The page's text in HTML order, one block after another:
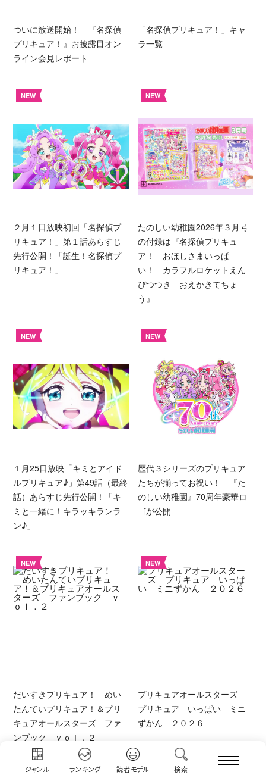
ジャンル ランキング 読者モデル 検索
ついに放送開始！ 『名探偵
プリキュア！』お披露目オン
ライン会見レポート
「名探偵プリキュア！」キャ
ラ一覧
NEW
２月１日放映初回「名探偵プ
リキュア！」第１話あらすじ
先行公開！「誕生！名探偵プ
リキュア！」
NEW
たのしい幼稚園2026年３月号
の付録は『名探偵プリキュ
ア！ おほしさまいっぱ
い！ カラフルロケットえん
ぴつつき おえかきてちょ
う』
NEW
１月25日放映「キミとアイド
ルプリキュア♪」第49話（最終
話）あらすじ先行公開！「キ
ミと一緒に！キラッキランラ
ン♪」
NEW
歴代３シリーズのプリキュア
たちが揃ってお祝い！ 『た
のしい幼稚園』70周年豪華ロ
ゴが公開
NEW
だいすきプリキュア！ めい
たんていプリキュア！＆プリ
キュアオールスターズ ファ
ンブック ｖｏｌ．２
NEW
プリキュアオールスターズ
プリキュア いっぱい ミニ
ずかん ２０２６
NEW NEW